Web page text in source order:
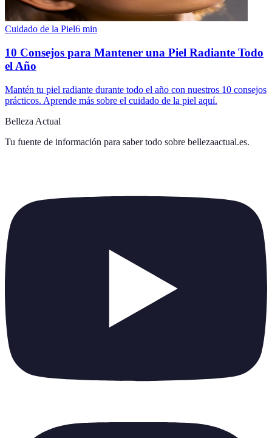
Cuidado de la Piel6 min
10 Consejos para Mantener una Piel Radiante Todo
el Año
Mantén tu piel radiante durante todo el año con nuestros 10 consejos
prácticos. Aprende más sobre el cuidado de la piel aquí.
Belleza Actual
Tu fuente de información para saber todo sobre bellezaactual.es.